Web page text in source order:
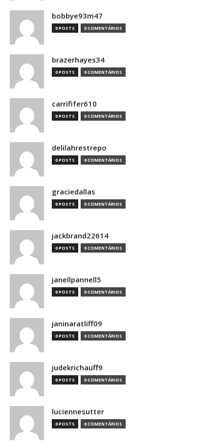
bobbye93m47
0 POSTS 0 COMENTÁRIOS
brazerhayes34
0 POSTS 0 COMENTÁRIOS
carrififer610
0 POSTS 0 COMENTÁRIOS
delilahrestrepo
0 POSTS 0 COMENTÁRIOS
graciedallas
0 POSTS 0 COMENTÁRIOS
jackbrand22614
0 POSTS 0 COMENTÁRIOS
janellpannell5
0 POSTS 0 COMENTÁRIOS
janinaratliff09
0 POSTS 0 COMENTÁRIOS
judekrichauff9
0 POSTS 0 COMENTÁRIOS
luciennesutter
0 POSTS 0 COMENTÁRIOS